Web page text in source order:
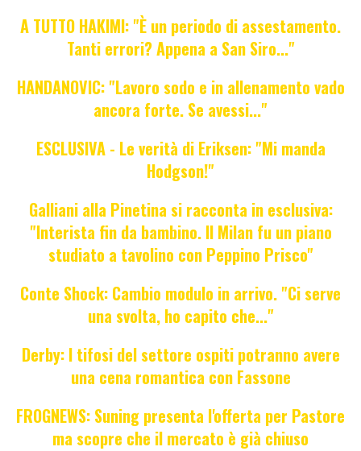
A TUTTO HAKIMI: "È un periodo di assestamento.
Tanti errori? Appena a San Siro..."
HANDANOVIC: "Lavoro sodo e in allenamento vado
ancora forte. Se avessi..."
ESCLUSIVA - Le verità di Eriksen: "Mi manda
Hodgson!"
Galliani alla Pinetina si racconta in esclusiva:
"Interista fin da bambino. Il Milan fu un piano
studiato a tavolino con Peppino Prisco"
Conte Shock: Cambio modulo in arrivo. "Ci serve
una svolta, ho capito che..."
Derby: I tifosi del settore ospiti potranno avere
una cena romantica con Fassone
FROGNEWS: Suning presenta l'offerta per Pastore
ma scopre che il mercato è già chiuso